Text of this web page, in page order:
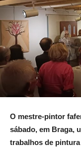
O mestre-pintor
sábado, em Braga,
trabalhos de